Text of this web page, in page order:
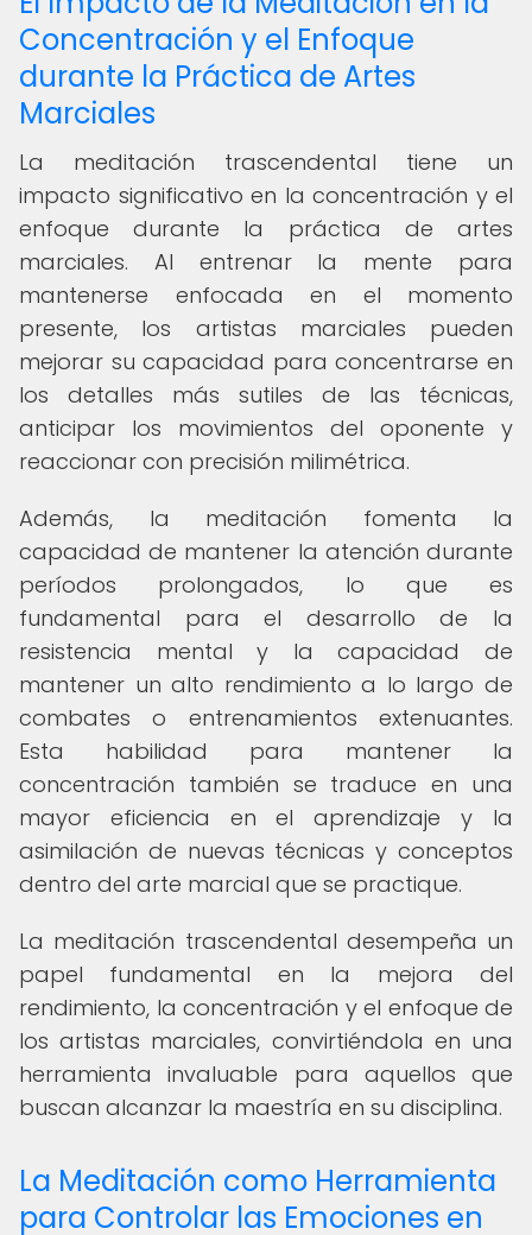
Concentración y el Enfoque
durante la Práctica de Artes
Marciales
La meditación trascendental tiene un
impacto significativo en la concentración y el
enfoque durante la práctica de artes
marciales. Al entrenar la mente para
mantenerse enfocada en el momento
presente, los artistas marciales pueden
mejorar su capacidad para concentrarse en
los detalles más sutiles de las técnicas,
anticipar los movimientos del oponente y
reaccionar con precisión milimétrica.
Además, la meditación fomenta la
capacidad de mantener la atención durante
períodos prolongados, lo que es
fundamental para el desarrollo de la
resistencia mental y la capacidad de
mantener un alto rendimiento a lo largo de
combates o entrenamientos extenuantes.
Esta habilidad para mantener la
concentración también se traduce en una
mayor eficiencia en el aprendizaje y la
asimilación de nuevas técnicas y conceptos
dentro del arte marcial que se practique.
La meditación trascendental desempeña un
papel fundamental en la mejora del
rendimiento, la concentración y el enfoque de
los artistas marciales, convirtiéndola en una
herramienta invaluable para aquellos que
buscan alcanzar la maestría en su disciplina.
La Meditación como Herramienta
para Controlar las Emociones en